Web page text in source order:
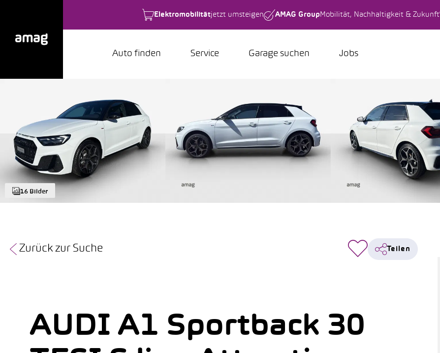
Elektromobilitätjetzt umsteigen AMAG Group Mobilität, Nachhaltigkeit & Zukunft
Auto finden Service Garage suchen Jobs
16 Bilder
Zurück zur Suche Teilen
AUDI A1 Sportback 30